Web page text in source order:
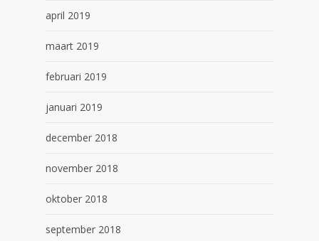
april 2019
maart 2019
februari 2019
januari 2019
december 2018
november 2018
oktober 2018
september 2018